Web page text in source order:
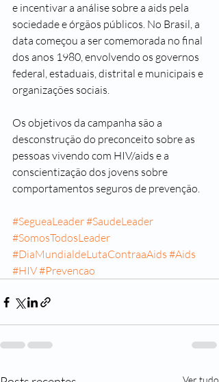
e incentivar a análise sobre a aids pela
sociedade e órgãos públicos. No Brasil, a
data começou a ser comemorada no final
dos anos 1980, envolvendo os governos
federal, estaduais, distrital e municipais e
organizações sociais.
Os objetivos da campanha são a
desconstrução do preconceito sobre as
pessoas vivendo com HIV/aids e a
conscientização dos jovens sobre
comportamentos seguros de prevenção.
#SegueaLeader#SaudeLeader
#SomosTodosLeader
#DiaMundialdeLutaContraaAids #Aids
#HIV#Prevencao
Ver tudo